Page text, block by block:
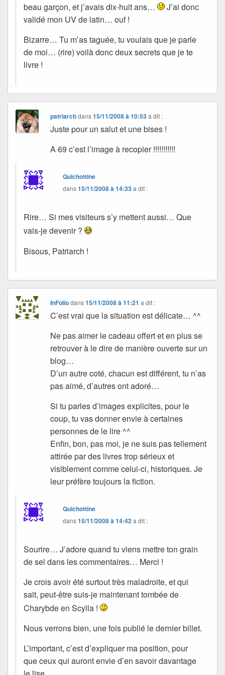
beau garçon, et j’avais dix-huit ans…
J’ai donc
validé mon UV de latin… ouf !
Bizarre… Tu m’as taguée, tu voulais que je parle
de moi… (rire) voilà donc deux secrets que je te
livre !
patriarchdans15/11/2008 à 10:53 a dit :
Juste pour un salut et une bises !
A 69 c’est l’image à recopier !!!!!!!!!!!
Quichottine
dans15/11/2008 à 14:33a dit :
Rire… Si mes visiteurs s’y mettent aussi… Que
vais-je devenir ?
Bisous, Patriarch !
InFoliodans15/11/2008 à 11:21 a dit :
C’est vrai que la situation est délicate… ^^
Ne pas aimer le cadeau offert et en plus se
retrouver à le dire de manière ouverte sur un
blog…
D’un autre coté, chacun est différent, tu n’as
pas aimé, d’autres ont adoré…
Si tu parles d’images explicites, pour le
coup, tu vas donner envie à certaines
personnes de le lire ^^
Enfin, bon, pas moi, je ne suis pas tellement
attirée par des livres trop sérieux et
visiblement comme celui-ci, historiques. Je
leur préfère toujours la fiction.
Quichottine
dans15/11/2008 à 14:42a dit :
Sourire… J’adore quand tu viens mettre ton grain
de sel dans les commentaires… Merci !
Je crois avoir été surtout très maladroite, et qui
sait, peut-être suis-je maintenant tombée de
Charybde en Scylla !
Nous verrons bien, une fois publié le dernier billet.
L’important, c’est d’expliquer ma position, pour
que ceux qui auront envie d’en savoir davantage